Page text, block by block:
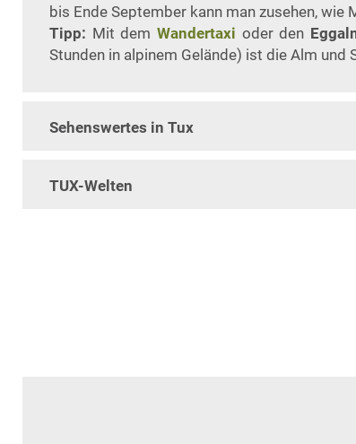
bis Ende September kann man zusehen,
Tipp: Mit dem Wandertaxi oder den
Stunden in alpinem Gelände) ist die Alm und
Sehenswertes in Tux
TUX-Welten